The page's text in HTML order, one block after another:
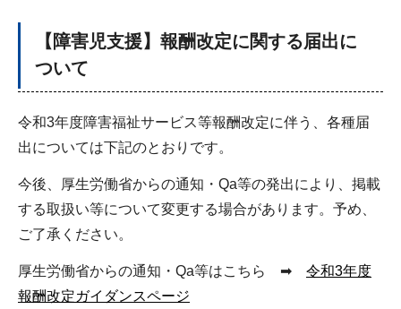
【障害児支援】報酬改定に関する届出に
ついて
令和3年度障害福祉サービス等報酬改定に伴う、各種届
出については下記のとおりです。
今後、厚生労働省からの通知・Qa等の発出により、掲載
する取扱い等について変更する場合があります。予め、
ご了承ください。
厚生労働省からの通知・Qa等はこちら ➡ 令和3年度
報酬改定ガイダンスページ